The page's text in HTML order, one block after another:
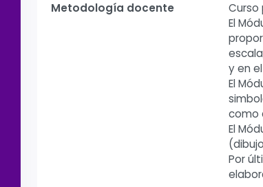
Metodología docente
El
y en
El
como
El
Por